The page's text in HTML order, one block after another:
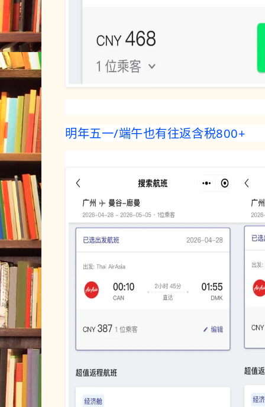
明年五一/端午也有往返含税800+